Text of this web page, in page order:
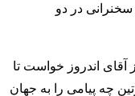
سخنرانی در دو
آقای اندروز خواست تا
چه پیامی را به جهان